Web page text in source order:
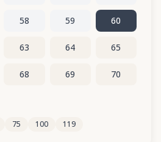
58 59 60
63 64 65
68 69 70
78 79
75 100 119